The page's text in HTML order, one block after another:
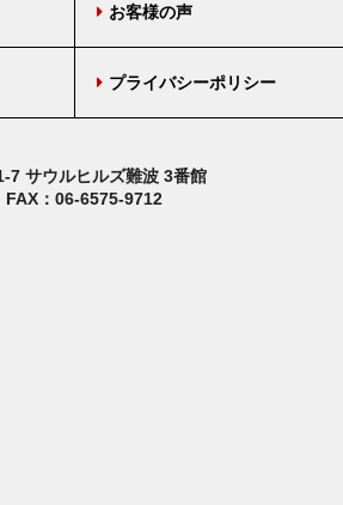
お客様の声
プライバシーポリシー
7サウルヒルズ難波 3番館
FAX：06-6575-9712